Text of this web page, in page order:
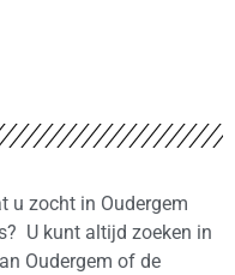
u zocht in Oudergem
U kunt altijd zoeken in
Oudergem of de